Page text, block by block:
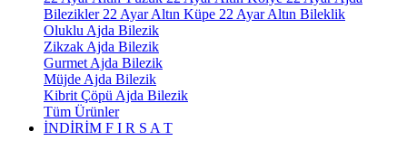
Bilezikler 22 Ayar Altın Küpe 22 Ayar Altın Bileklik
Oluklu Ajda Bilezik
Zikzak Ajda Bilezik
Gurmet Ajda Bilezik
Müjde Ajda Bilezik
Kibrit Çöpü Ajda Bilezik
Tüm Ürünler
İNDİRİM F I R S A T